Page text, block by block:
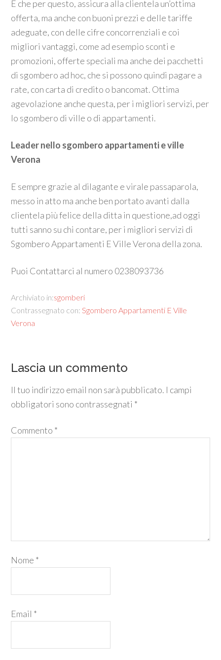
E che per questo, assicura alla clientela un’ottima
offerta, ma anche con buoni prezzi e delle tariffe
adeguate, con delle cifre concorrenziali e coi
migliori vantaggi, come ad esempio sconti e
promozioni, offerte speciali ma anche dei pacchetti
di sgombero ad hoc, che si possono quindi pagare a
rate, con carta di credito o bancomat. Ottima
agevolazione anche questa, per i migliori servizi, per
lo sgombero di ville o di appartamenti.
Leader nello sgombero appartamenti e ville
Verona
E sempre grazie al dilagante e virale passaparola,
messo in atto ma anche ben portato avanti dalla
clientela più felice della ditta in questione,ad oggi
tutti sanno su chi contare, per i migliori servizi di
Sgombero Appartamenti E Ville Verona della zona.
Puoi Contattarci al numero 0238093736
Archiviato in:sgomberi
Contrassegnato con:Sgombero Appartamenti E Ville
Verona
Lascia un commento
Il tuo indirizzo email non sarà pubblicato. I campi
obbligatori sono contrassegnati *
Commento *
Nome *
Email *